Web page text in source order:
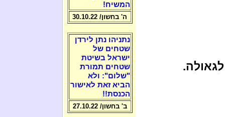
המשיח!
ה' בחשון/ 30.10.22
נתניהו נתן לירדן
שטחים של
ישראל בשיטת
שטחים תמורת
"שלום": ולא
הביא זאת לאישור
הכנסת!!
ב' בחשון/ 27.10.22